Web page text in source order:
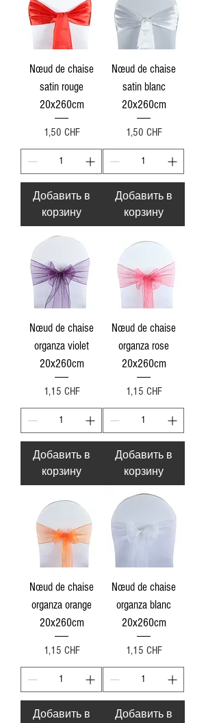
Nœud de chaise
satin rouge
20x260cm
Цена
1,50 CHF
Добавить в
корзину
Nœud de chaise
satin blanc
20x260cm
Цена
1,50 CHF
Добавить в
корзину
Nœud de chaise
organza violet
20x260cm
Цена
1,15 CHF
Добавить в
корзину
Nœud de chaise
organza rose
20x260cm
Цена
1,15 CHF
Добавить в
корзину
Nœud de chaise
organza orange
20x260cm
Цена
1,15 CHF
Добавить в
Nœud de chaise
organza blanc
20x260cm
Цена
1,15 CHF
Добавить в